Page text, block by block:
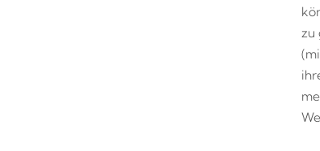
zu